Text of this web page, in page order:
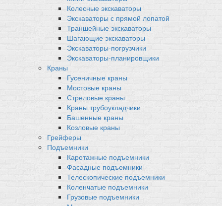
Колесные экскаваторы
Экскаваторы с прямой лопатой
Траншейные экскаваторы
Шагающие экскаваторы
Экскаваторы-погрузчики
Экскаваторы-планировщики
Краны
Гусеничные краны
Мостовые краны
Стреловые краны
Краны трубоукладчики
Башенные краны
Козловые краны
Грейферы
Подъемники
Каротажные подъемники
Фасадные подъемники
Телескопические подъемники
Коленчатые подъемники
Грузовые подъемники